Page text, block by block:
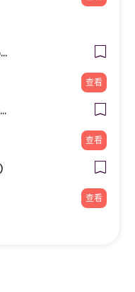
客美多咖啡 Komeda‘s Coffee - 台南小北店
查看
莫莉花藝工作室Molly Florist
查看
查看